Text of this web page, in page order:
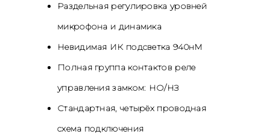
Раздельная регулировка уровней
микрофона и динамика
Невидимая ИК подсветка 940нМ
Полная группа контактов реле
управления замком: НО/НЗ
Стандартная, четырёх проводная
схема подключения